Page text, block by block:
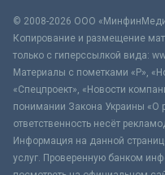
© 2008-2026 ООО
Копирование и размещение
только с гиперссылкой вида:
Материалы с пометками «Р»,
«Спецпроект», «Новости
понимании Закона Украины «О
ответственность несёт
Информация на данной
услуг. Проверенную банком